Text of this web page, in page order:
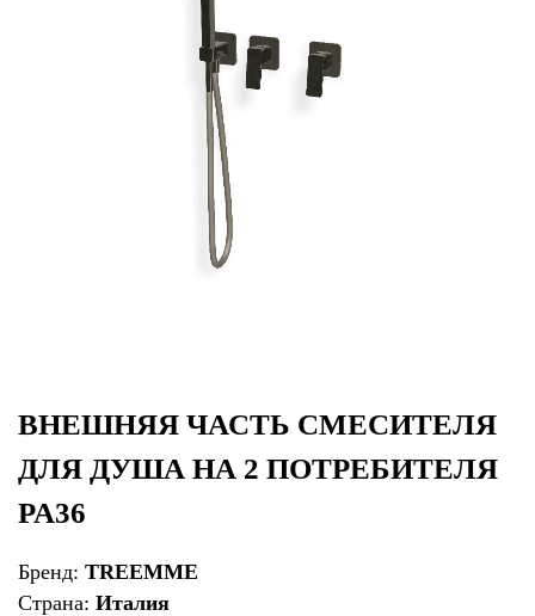
ВНЕШНЯЯ ЧАСТЬ СМЕСИТЕЛЯ
ДЛЯ ДУША НА 2 ПОТРЕБИТЕЛЯ
PA36
Бренд: TREEMME
Страна: Италия